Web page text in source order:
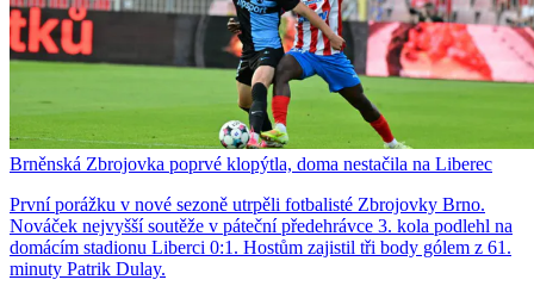
Brněnská Zbrojovka poprvé klopýtla, doma nestačila na Liberec
První porážku v nové sezoně utrpěli fotbalisté Zbrojovky Brno.
Nováček nejvyšší soutěže v páteční předehrávce 3. kola podlehl na
domácím stadionu Liberci 0:1. Hostům zajistil tři body gólem z 61.
minuty Patrik Dulay.